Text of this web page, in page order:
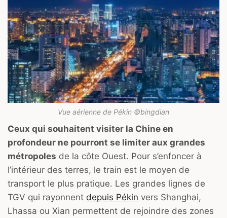
Vue aérienne de Pékin ©bingdian
Ceux qui souhaitent visiter la Chine en
profondeur ne pourront se limiter aux grandes
métropoles de la côte Ouest. Pour s’enfoncer à
l’intérieur des terres, le train est le moyen de
transport le plus pratique. Les grandes lignes de
TGV qui rayonnent depuis Pékin vers Shanghai,
Lhassa ou Xian permettent de rejoindre des zones